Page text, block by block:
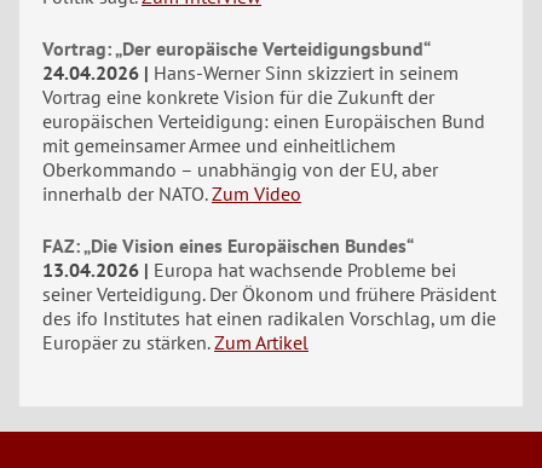
Vortrag: „Der europäische Verteidigungsbund“
24.04.2026
Hans-Werner Sinn skizziert in seinem
Vortrag eine konkrete Vision für die Zukunft der
europäischen Verteidigung: einen Europäischen Bund
mit gemeinsamer Armee und einheitlichem
Oberkommando – unabhängig von der EU, aber
innerhalb der NATO. Zum Video
FAZ: „Die Vision eines Europäischen Bundes“
13.04.2026
Europa hat wachsende Probleme bei
seiner Verteidigung. Der Ökonom und frühere Präsident
des ifo Institutes hat einen radikalen Vorschlag, um die
Europäer zu stärken. Zum Artikel